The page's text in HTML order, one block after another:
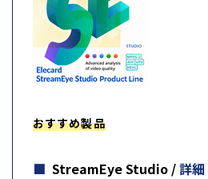
おすすめ製品
StreamEye Studio /詳細